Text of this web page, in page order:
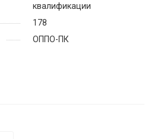
квалификации
178
ОППО-ПК